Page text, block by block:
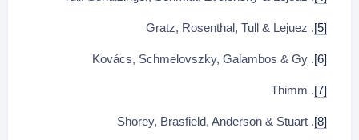
[5]
. Gratz, Rosenthal, Tull & Lejuez
[6]
. Kovács, Schmelovszky, Galambos & Gy
[7]
. Thimm
[8]
. Shorey, Brasfield, Anderson & Stuart